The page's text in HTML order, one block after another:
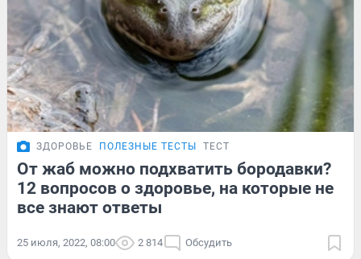
ЗДОРОВЬЕ ПОЛЕЗНЫЕ ТЕСТЫ ТЕСТ
От жаб можно подхватить бородавки?
12 вопросов о здоровье, на которые не
все знают ответы
25 июля, 2022, 08:00 2 814 Обсудить